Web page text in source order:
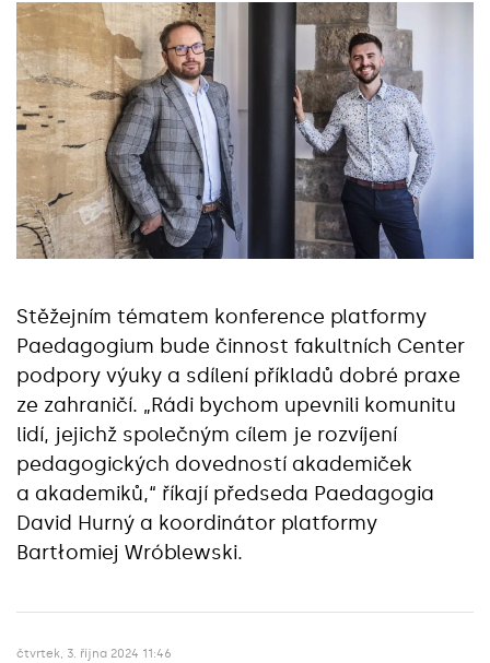
Stěžejním tématem konference platformy
Paedagogium bude činnost fakultních Center
podpory výuky a sdílení příkladů dobré praxe
ze zahraničí. „Rádi bychom upevnili komunitu
lidí, jejichž společným cílem je rozvíjení
pedagogických dovedností akademiček
a akademiků,“ říkají předseda Paedagogia
David Hurný a koordinátor platformy
Bartłomiej Wróblewski.
čtvrtek, 3. října 2024 11:46